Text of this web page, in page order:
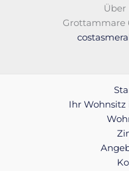
Über
Grottammare
Ihr